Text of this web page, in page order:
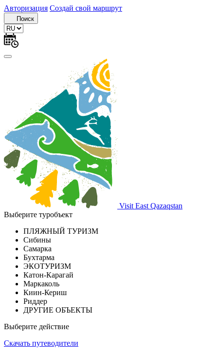
Авторизация Создай свой маршрут
Поиск
Visit East Qazaqstan
Выберите туробъект
ПЛЯЖНЫЙ ТУРИЗМ
Сибины
Самарка
Бухтарма
ЭКОТУРИЗМ
Катон-Карагай
Маркаколь
Киин-Кериш
Риддер
ДРУГИЕ ОБЪЕКТЫ
Выберите действие
Скачать путеводители